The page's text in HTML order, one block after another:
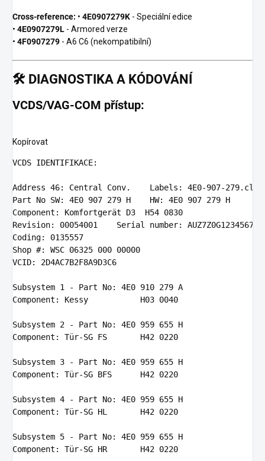
Cross-reference: • 4E0907279K - Speciální edice
• 4E0907279L - Armored verze
• 4F0907279 - A6 C6 (nekompatibilní)
🛠️ DIAGNOSTIKA A KÓDOVÁNÍ
VCDS/VAG-COM přístup:
Kopírovat
VCDS IDENTIFIKACE:
Address 46: Central Conv.    Labels: 4E0-907-279
Part No SW: 4E0 907 279 H    HW: 4E0 907 279
Component : Komfortgerät D3  H54 0830
Revision: 00054001
Coding: 0135557
Shop #: WSC 06325 000 00000
VCID: 2D4AC7B2F8A9D3C6
Subsystem 1 - Part No: 4E0 910 279
Component : Kessy           H03 0040
Subsystem 2 - Part No: 4E0 959 655
Component : Tür-SG FS       H42 0220
Subsystem 3 - Part No: 4E0 959 655
Component : Tür-SG BFS      H42 0220
Subsystem 4 - Part No: 4E0 959 655
Component : Tür-SG HL       H42 0220
Subsystem 5 - Part No: 4E0 959 655
Component : Tür-SG HR       H42 0220